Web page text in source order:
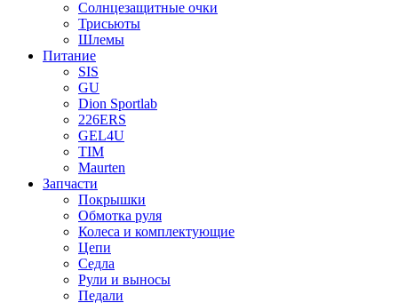
Солнцезащитные очки
Трисьюты
Шлемы
Питание
SIS
GU
Dion Sportlab
226ERS
GEL4U
TIM
Maurten
Запчасти
Покрышки
Обмотка руля
Колеса и комплектующие
Цепи
Седла
Рули и выносы
Педали